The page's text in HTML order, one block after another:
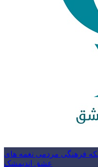
فرهنگی مردمی نغمه های
عشق اندیمشک